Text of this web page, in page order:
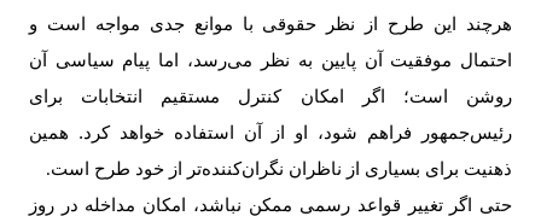
هرچند این طرح از نظر حقوقی با موانع جدی مواجه است و
احتمال موفقیت آن پایین به نظر می‌رسد، اما پیام سیاسی آن
روشن است؛ اگر امکان کنترل مستقیم انتخابات برای
رئیس‌جمهور فراهم شود، او از آن استفاده خواهد کرد. همین
ذهنیت برای بسیاری از ناظران نگران‌کننده‌تر از خود طرح است.
حتی اگر تغییر قواعد رسمی ممکن نباشد، امکان مداخله در روز